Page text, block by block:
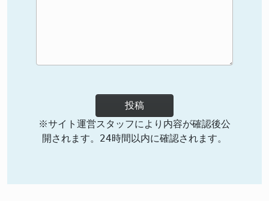
投稿
※サイト運営スタッフにより内容が確認後公
開されます。24時間以内に確認されます。